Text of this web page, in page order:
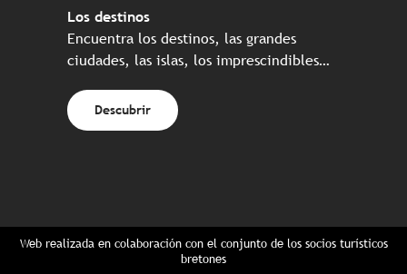
Los destinos
Encuentra los destinos, las grandes
ciudades, las islas, los imprescindibles…
Descubrir
Web realizada en colaboración con el conjunto de los socios turísticos
bretones